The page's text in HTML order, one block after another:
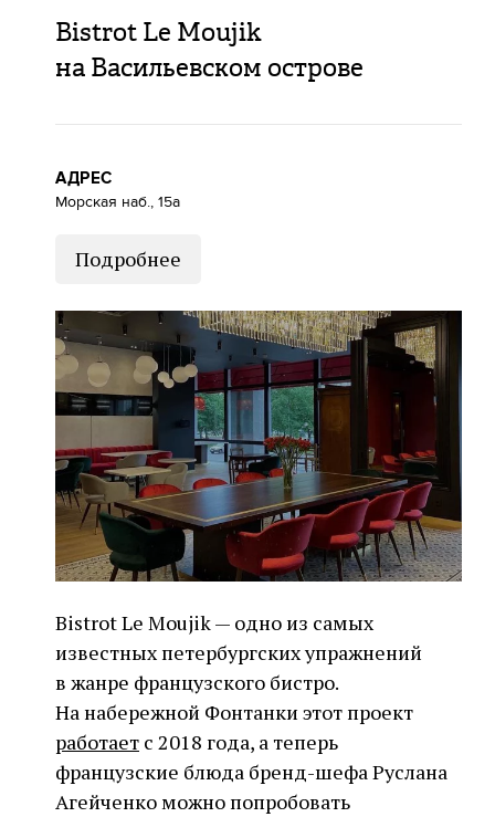
Bistrot Le Moujik
на Васильевском острове
АДРЕС
Морская наб., 15а
Подробнее
Bistrot Le Moujik — одно из самых
известных петербургских упражнений
в жанре французского бистро.
На набережной Фонтанки этот проект
работает с 2018 года, а теперь
французские блюда бренд-шефа Руслана
Агейченко можно попробовать